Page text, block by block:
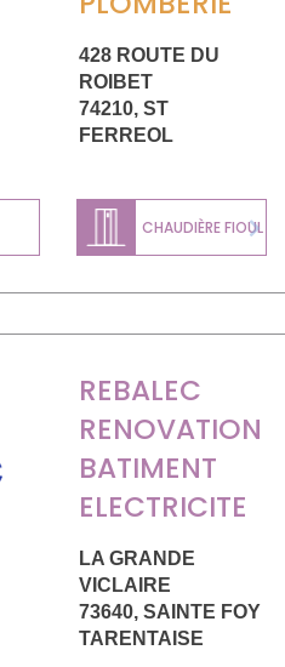
428 ROUTE DU
ROIBET
74210,ST
FERREOL
CHAUDIÈRE FIOUL
Next
REBALEC
RENOVATION
BATIMENT
ELECTRICITE
LA GRANDE
VICLAIRE
73640,SAINTE FOY
TARENTAISE